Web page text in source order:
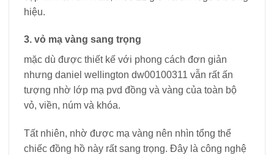
hiệu.
3. vỏ mạ vàng sang trọng
mặc dù được thiết kế với phong cách đơn giản
nhưng daniel wellington dw00100311 vẫn rất ấn
tượng nhờ lớp mạ pvd đồng và vàng của toàn bộ
vỏ, viền, núm và khóa.
Tất nhiên, nhờ được mạ vàng nên nhìn tổng thể
chiếc đồng hồ này rất sang trọng. Đây là công nghệ